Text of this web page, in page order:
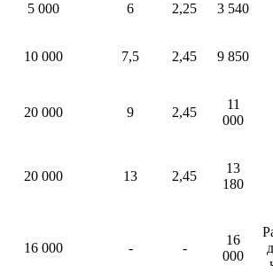
5 000 6 2,25 3 540
10 000 7,5 2,45 9 850
20 000 9 2,45
11
000
20 000 13 2,45
13
180
16 000 - -
16
000